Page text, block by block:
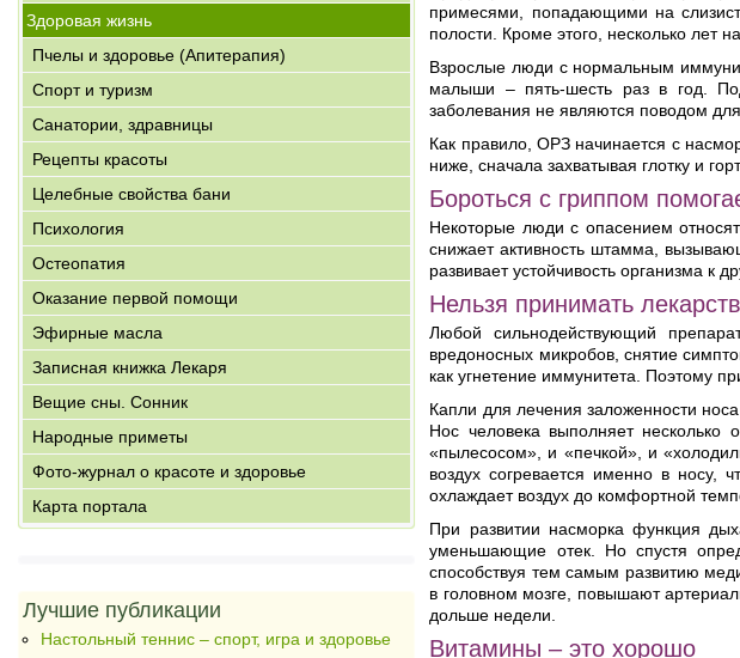
Здоровая жизнь
Пчелы и здоровье (Апитерапия)
Спорт и туризм
Санатории, здравницы
Рецепты красоты
Целебные свойства бани
Психология
Остеопатия
Оказание первой помощи
Эфирные масла
Записная книжка Лекаря
Вещие сны. Сонник
Народные приметы
Фото-журнал о красоте и здоровье
Карта портала
Лучшие публикации
Настольный теннис – спорт, игра и здоровье
примесями, попадающими на
полости. Кроме этого, несколько лет
Взрослые люди с нормальным
малыши – пять-шесть раз в год.
заболевания не являются поводом
Как правило, ОРЗ начинается с
ниже, сначала захватывая глотку и
Бороться с гриппом
Некоторые люди с опасением
снижает активность штамма,
развивает устойчивость организма к
Нельзя принимать
Любой сильнодействующий
вредоносных микробов, снятие
как угнетение иммунитета. Поэтому
Капли для лечения заложенности
Нос человека выполняет
«пылесосом», и «печкой», и
воздух согревается именно в носу,
охлаждает воздух до комфортной
При развитии насморка функция
уменьшающие отек. Но спустя
способствуя тем самым развитию
в головном мозге, повышают
дольше недели.
Витамины – это хорошо